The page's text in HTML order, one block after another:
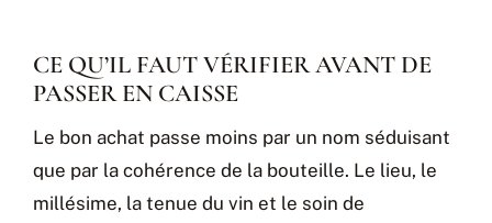
CE QU’IL FAUT VÉRIFIER AVANT DE
PASSER EN CAISSE
Le bon achat passe moins par un nom séduisant
que par la cohérence de la bouteille. Le lieu, le
millésime, la tenue du vin et le soin de